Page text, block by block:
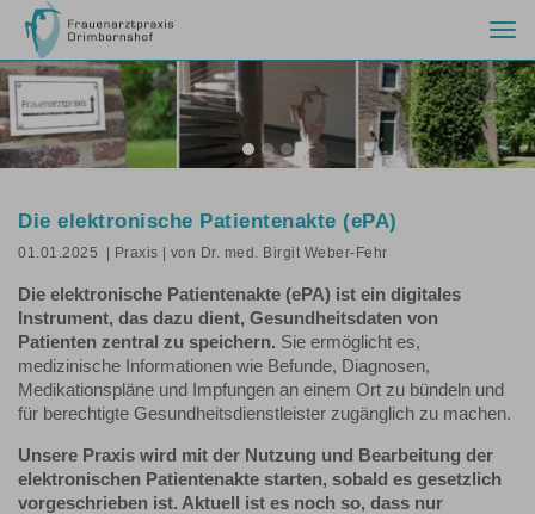
Previous
Die elektronische Patientenakte (ePA)
01.01.2025 | Praxis | von Dr. med. Birgit Weber-Fehr
Die elektronische Patientenakte (ePA) ist ein digitales
Instrument, das dazu dient, Gesundheitsdaten von
Patienten zentral zu speichern. Sie ermöglicht es,
medizinische Informationen wie Befunde, Diagnosen,
Medikationspläne und Impfungen an einem Ort zu bündeln und
für berechtigte Gesundheitsdienstleister zugänglich zu machen.
Unsere Praxis wird mit der Nutzung und Bearbeitung der
elektronischen Patientenakte starten, sobald es gesetzlich
vorgeschrieben ist. Aktuell ist es noch so, dass nur